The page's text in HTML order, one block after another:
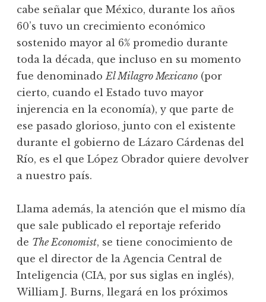
cabe señalar que México, durante los años
60’s tuvo un crecimiento económico
sostenido mayor al 6% promedio durante
toda la década, que incluso en su momento
fue denominadoEl Milagro Mexicano (por
cierto, cuando el Estado tuvo mayor
injerencia en la economía), y que parte de
ese pasado glorioso, junto con el existente
durante el gobierno de Lázaro Cárdenas del
Río, es el que López Obrador quiere devolver
a nuestro país.
Llama además, la atención que el mismo día
que sale publicado el reportaje referido
de The Economist, se tiene conocimiento de
que el director de la Agencia Central de
Inteligencia (CIA, por sus siglas en inglés),
William J. Burns, llegará en los próximos